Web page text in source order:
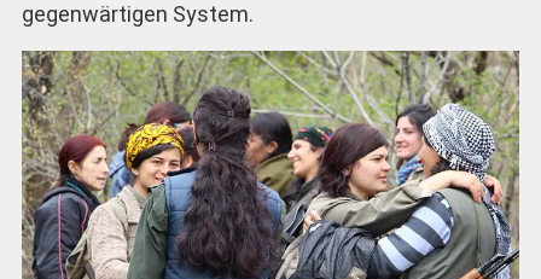
gegenwärtigen System.